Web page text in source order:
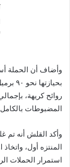
وأضاف أن الحملة
المضبوطات
وأكد القلش أنه تم
المنتزه أول، واتخاذ
استمرار الحملات